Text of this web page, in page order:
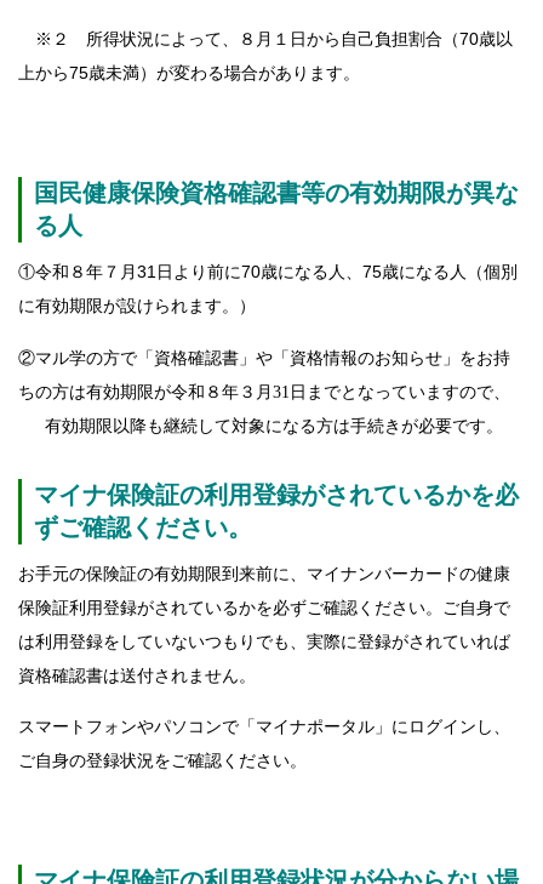
※２ 所得状況によって、８月１日から自己負担割合（70歳以
上から75歳未満）が変わる場合があります。
国民健康保険資格確認書等の有効期限が異な
る人
①令和８年７月31日より前に70歳になる人、75歳になる人（個別
に有効期限が設けられます。）
②マル学の方で「資格確認書」や「資格情報のお知らせ」をお持
ちの方は有効期限が令和８年３月31日までとなっていますので、
有効期限以降も継続して対象になる方は手続きが必要です。
マイナ保険証の利用登録がされているかを必
ずご確認ください。
お手元の保険証の有効期限到来前に、マイナンバーカードの健康
保険証利用登録がされているかを必ずご確認ください。ご自身で
は利用登録をしていないつもりでも、実際に登録がされていれば
資格確認書は送付されません。
スマートフォンやパソコンで「マイナポータル」にログインし、
ご自身の登録状況をご確認ください。